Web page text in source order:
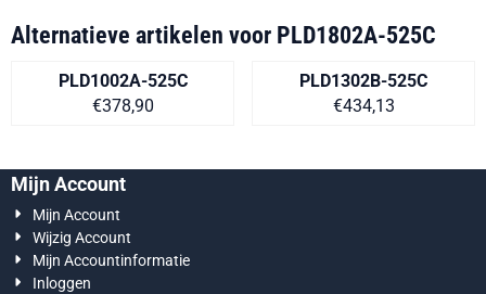
Alternatieve artikelen voor PLD1802A-525C
PLD1002A-525C
Prijs op aanvraag
€378,90
PLD1302B-525C
Prijs op
€434,13
Mijn Account
Mijn Account
Wijzig Account
Mijn Accountinformatie
Inloggen